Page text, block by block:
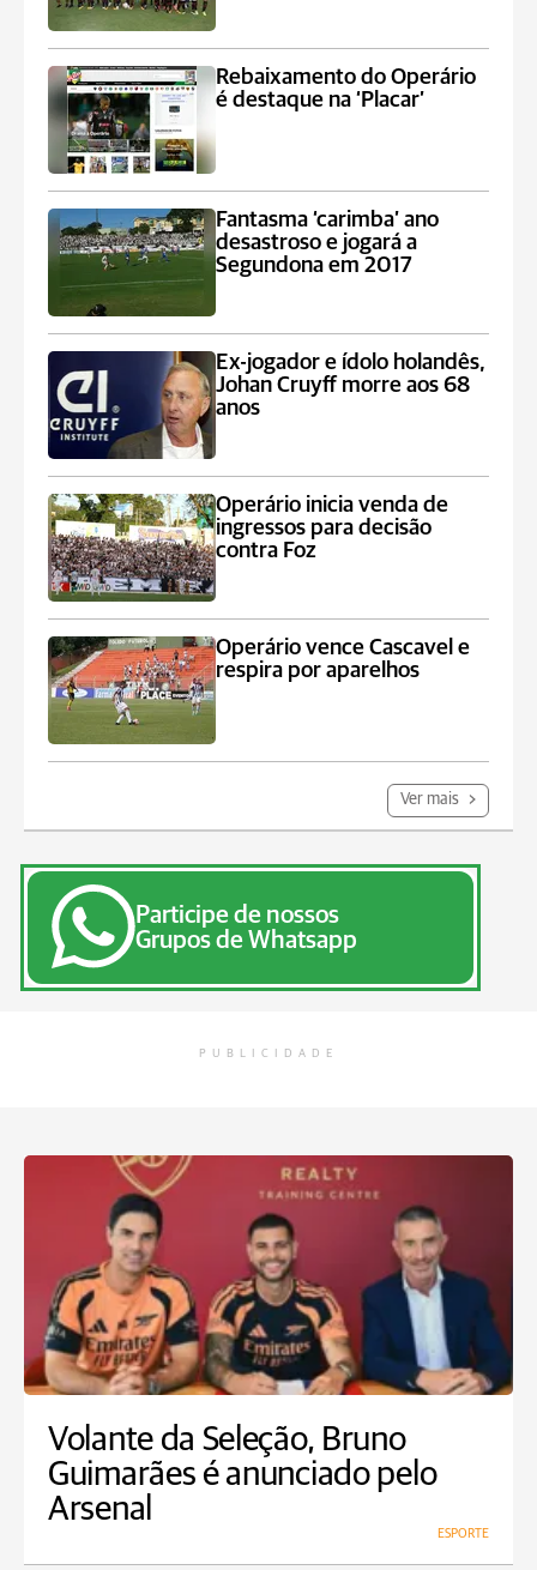
Rebaixamento do Operário
é destaque na ‘Placar’
Fantasma ‘carimba’ ano
desastroso e jogará a
Segundona em 2017
Ex-jogador e ídolo holandês,
Johan Cruyff morre aos 68
anos
Operário inicia venda de
ingressos para decisão
contra Foz
Operário vence Cascavel e
respira por aparelhos
Ver mais
Participe de nossos
Grupos de Whatsapp
PUBLICIDADE
Volante da Seleção, Bruno
Guimarães é anunciado pelo
Arsenal
ESPORTE